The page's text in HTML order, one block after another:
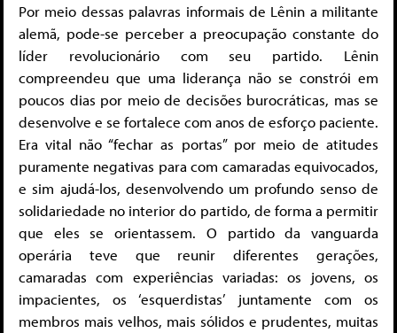
Por meio dessas palavras informais de Lênin a militante
alemã, pode-se perceber a preocupação constante do
líder revolucionário com seu partido. Lênin
compreendeu que uma liderança não se constrói em
poucos dias por meio de decisões burocráticas, mas se
desenvolve e se fortalece com anos de esforço paciente.
Era vital não “fechar as portas” por meio de atitudes
puramente negativas para com camaradas equivocados,
e sim ajudá-los, desenvolvendo um profundo senso de
solidariedade no interior do partido, de forma a permitir
que eles se orientassem. O partido da vanguarda
operária teve que reunir diferentes gerações,
camaradas com experiências variadas: os jovens, os
impacientes, os ‘esquerdistas’ juntamente com os
membros mais velhos, mais sólidos e prudentes, muitas